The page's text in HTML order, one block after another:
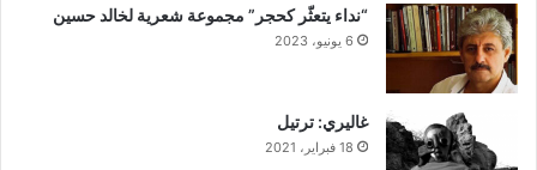
“نداء يتعثّر كحجر” مجموعة شعرية لخالد حسين
6 يونيو، 2023
غاليري: ترتيل
18 فبراير، 2021